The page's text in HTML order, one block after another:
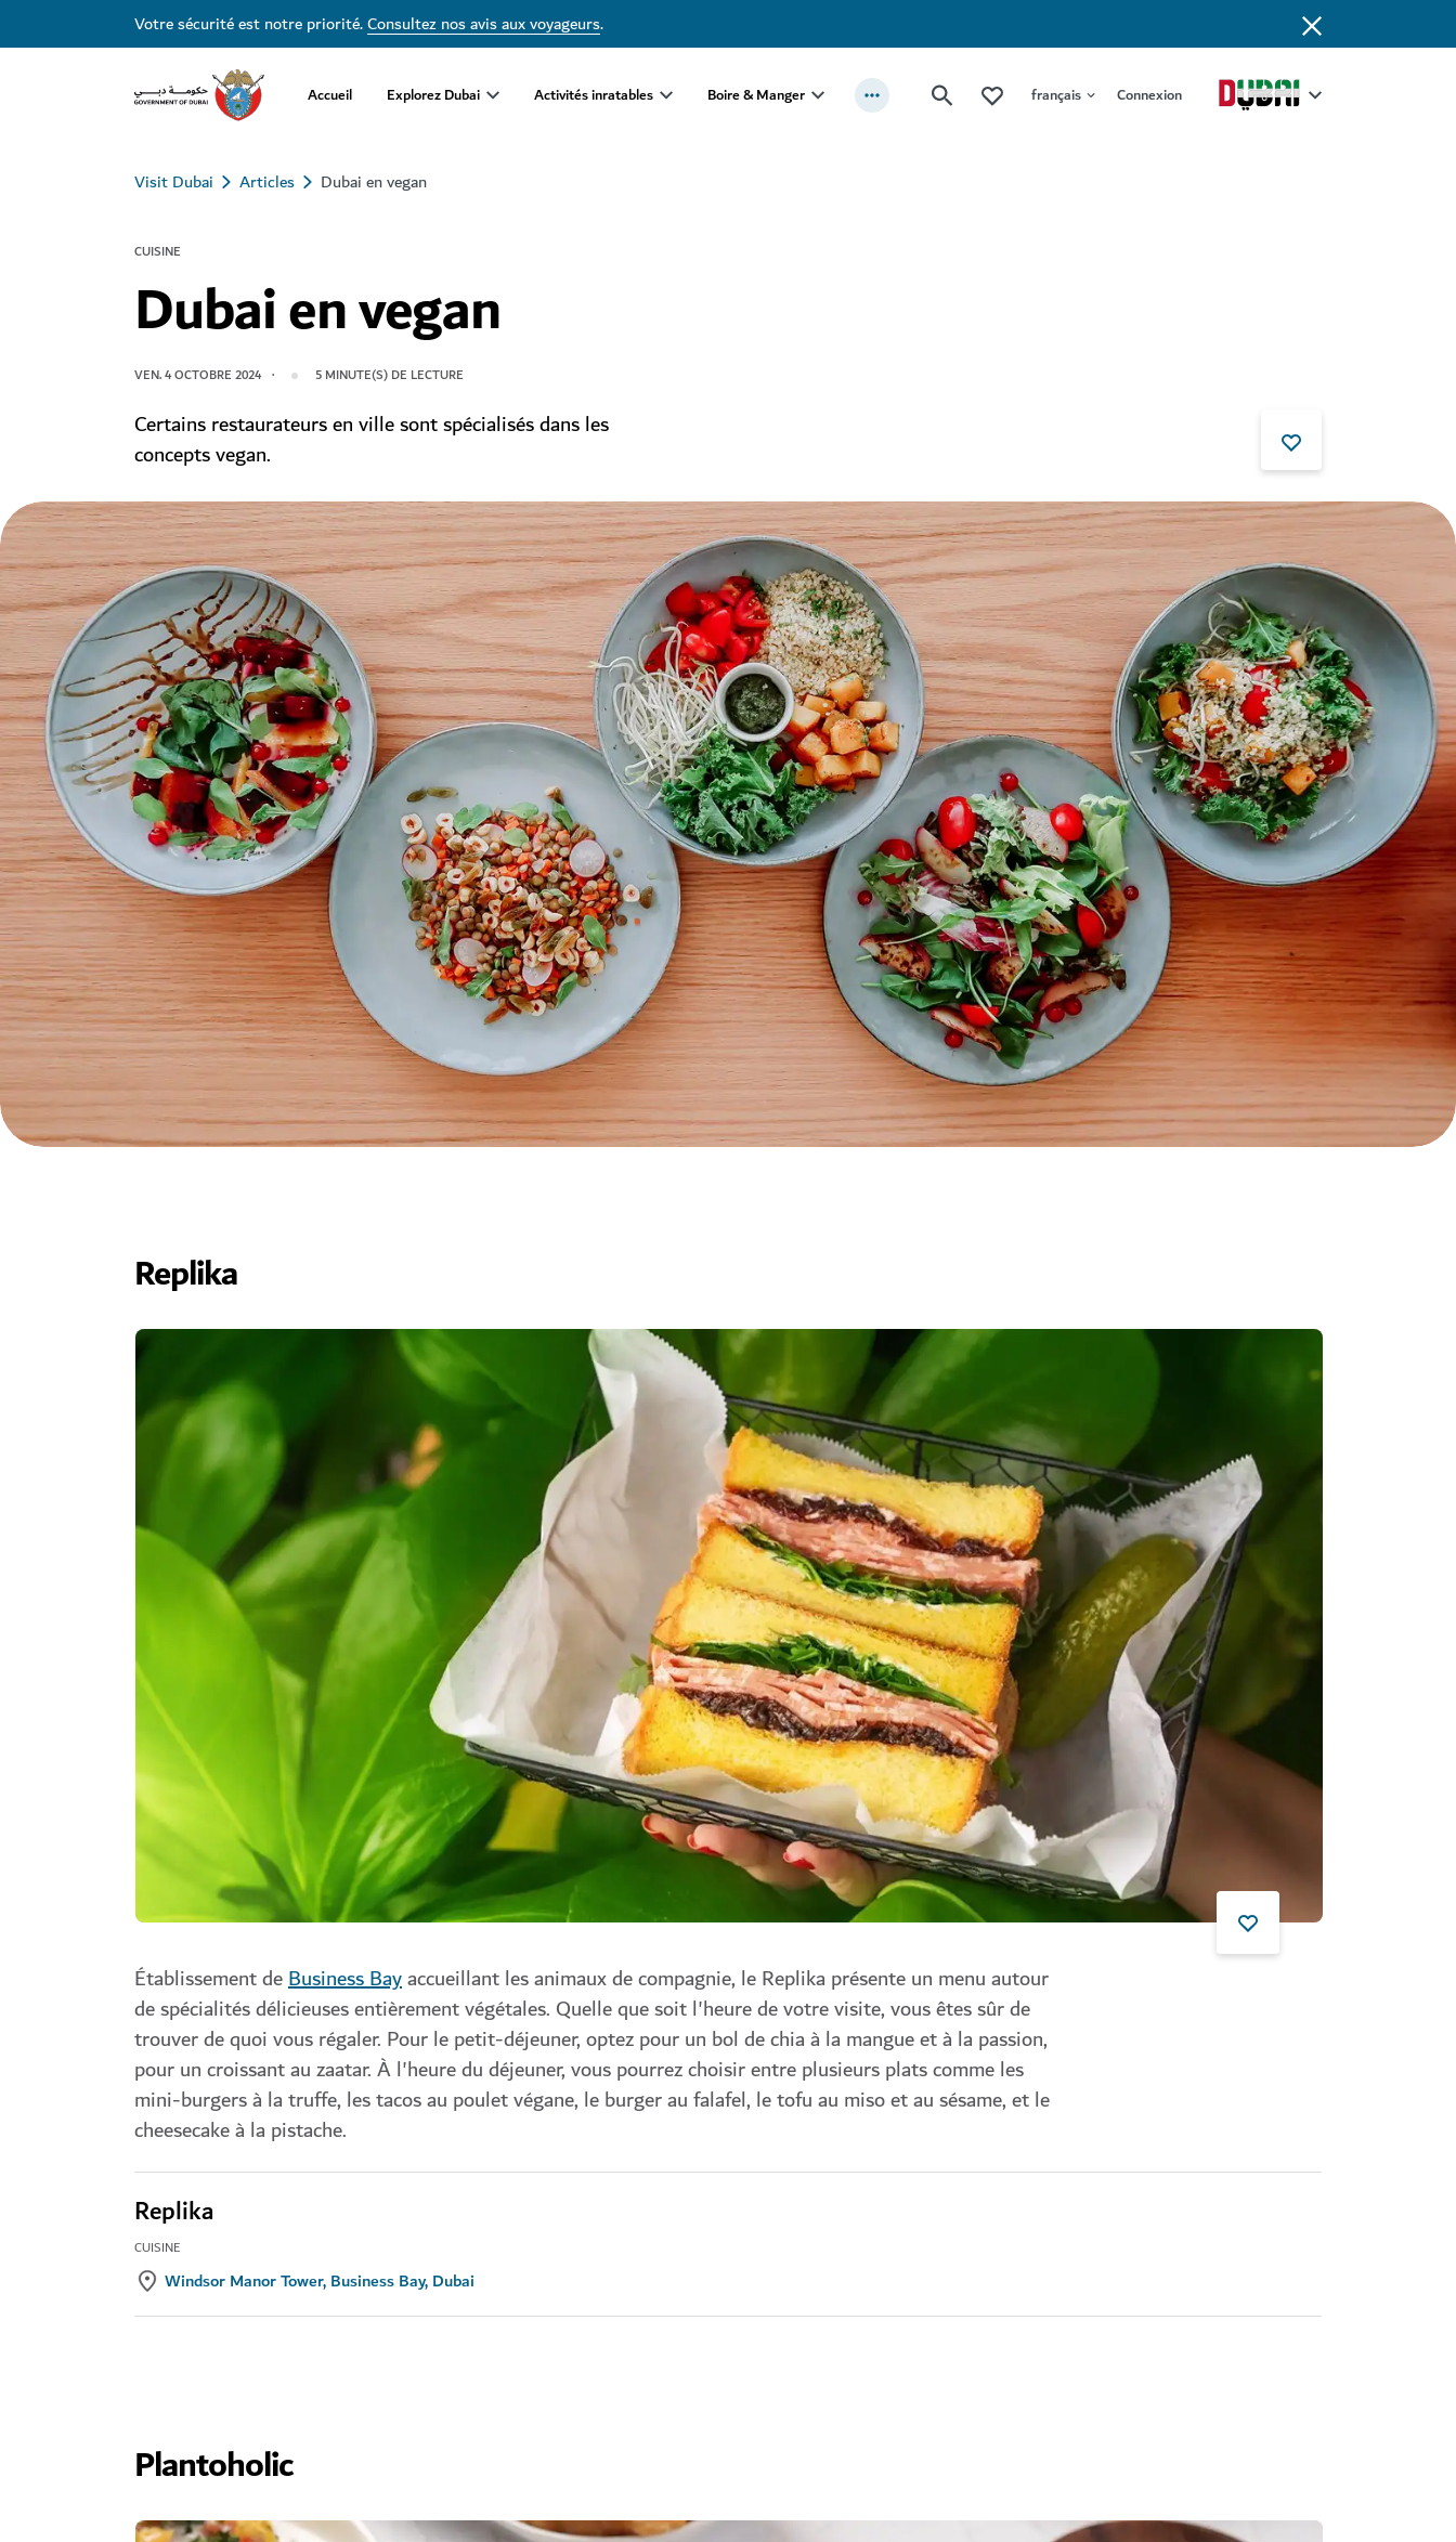
Votre sécurité est notre priorité.Consultez nos avis aux voyageurs.
Accueil Explorez Dubai Activités inratables Boire & Manger français Connexion
Visit Dubai Articles Dubai en vegan
CUISINE
Dubai en vegan
VEN. 4 OCTOBRE 2024 5 MINUTE(S) DE LECTURE
Certains restaurateurs en ville sont spécialisés dans les
concepts vegan.
Replika
Établissement deBusiness Bayaccueillant les animaux de compagnie, le Replika présente un menu autour
de spécialités délicieuses entièrement végétales. Quelle que soit l'heure de votre visite, vous êtes sûr de
trouver de quoi vous régaler. Pour le petit-déjeuner, optez pour un bol de chia à la mangue et à la passion,
pour un croissant au zaatar. À l'heure du déjeuner, vous pourrez choisir entre plusieurs plats comme les
mini-burgers à la truffe, les tacos au poulet végane, le burger au falafel, le tofu au miso et au sésame, et le
cheesecake à la pistache.
Replika
CUISINE
Windsor Manor Tower, Business Bay, Dubai
Plantoholic